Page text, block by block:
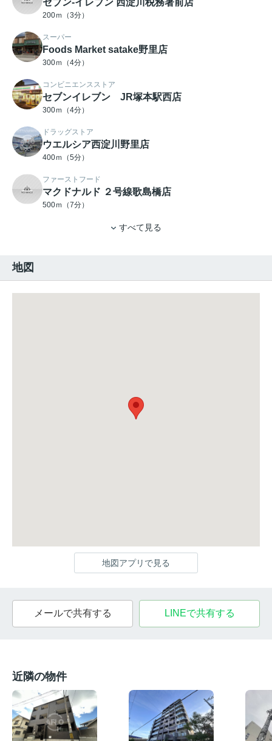
セブン-イレブン 西淀川税務署前店
200ｍ（3分）
スーパー
Foods Market satake野里店
300ｍ（4分）
コンビニエンスストア
セブンイレブン JR塚本駅西店
300ｍ（4分）
ドラッグストア
ウエルシア西淀川野里店
400ｍ（5分）
ファーストフード
マクドナルド ２号線歌島橋店
500ｍ（7分）
すべて見る
地図
地図アプリで見る
メールで共有する LINEで共有する
近隣の物件